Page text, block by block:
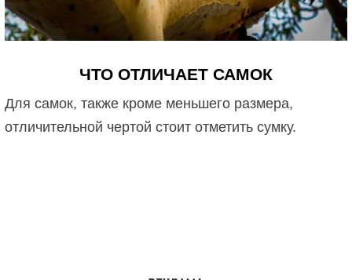
ЧТО ОТЛИЧАЕТ САМОК
Для самок, также кроме меньшего размера,
отличительной чертой стоит отметить сумку.